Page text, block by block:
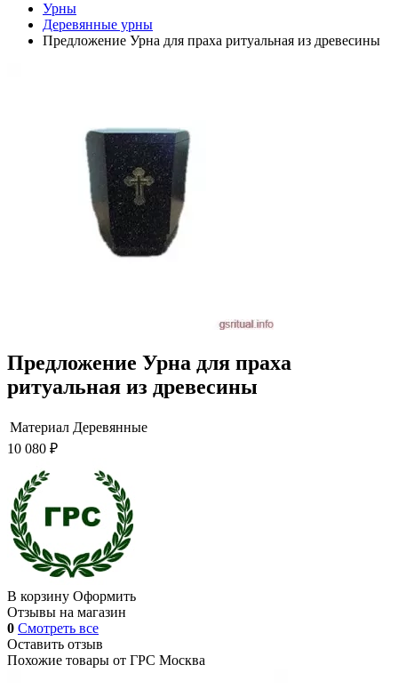
Урны
Деревянные урны
Предложение Урна для праха ритуальная из древесины
Предложение Урна для праха
ритуальная из древесины
Материал Деревянные
10 080 ₽
В корзину Оформить
Отзывы на магазин
0 Смотреть все
Оставить отзыв
Похожие товары от ГРС Москва